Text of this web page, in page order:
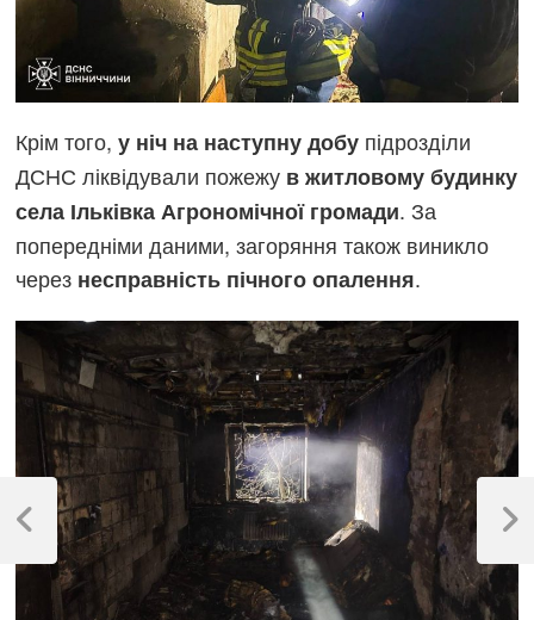
Крім того,у ніч на наступну добу підрозділи
ДСНС ліквідували пожежу в житловому будинку
села Ільківка Агрономічної громади. За
попередніми даними, загоряння також виникло
через несправність пічного опалення.
Навігація
записів
Previous
Next
Post